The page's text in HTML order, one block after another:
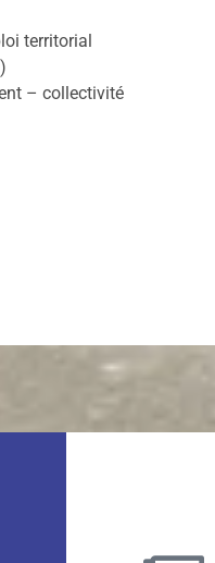
territorial
– collectivité